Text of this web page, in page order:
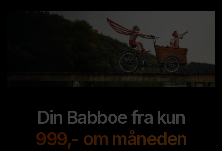
Gratis levering til døren
Dansk kundeservice
Try-At-Home tilfredshedsgaranti
Automatgear (motor)
Højdejusterbare Y-seler
Forhøjet nakkestøtte
Din Babboe fra kun
999,- om måneden